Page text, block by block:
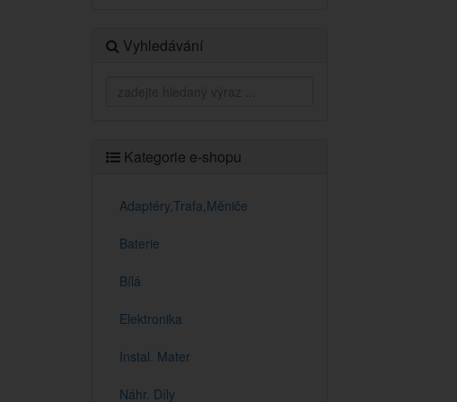
Vyhledávání
Kategorie e-shopu
Adaptéry,Trafa,Měniče
Baterie
Bílá
Elektronika
Instal. Mater
Náhr. Díly